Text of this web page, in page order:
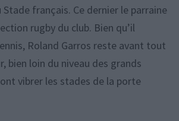
français. Ce dernier le parraine
rugby du club. Bien qu’il
Roland Garros reste avant tout
bien loin du niveau des grands
vibrer les stades de la porte